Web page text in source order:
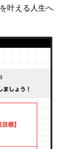
叶える人生へ